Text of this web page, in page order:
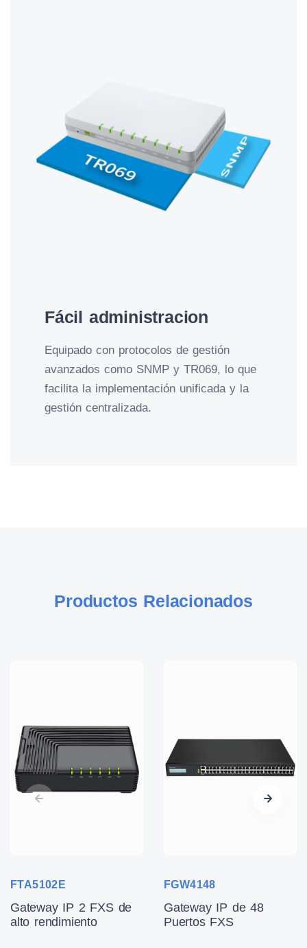
Fácil administracion
Equipado con protocolos de gestión
avanzados como SNMP y TR069, lo que
facilita la implementación unificada y la
gestión centralizada.
Productos Relacionados
FTA5102E
Gateway IP 2 FXS de
alto rendimiento
FGW4148
Gateway IP de 48
Puertos FXS